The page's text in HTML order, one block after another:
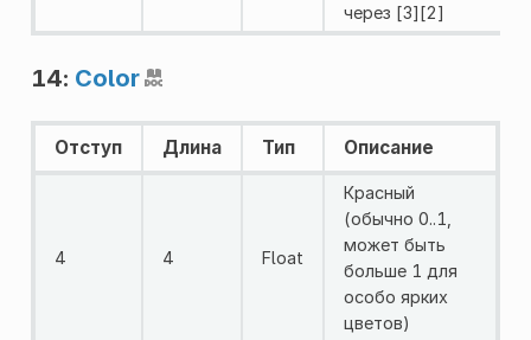
через [3][2]
14: Color
Отступ Длина Тип Описание
4 4 Float
Красный
(обычно 0..1,
может быть
больше 1 для
особо ярких
цветов)